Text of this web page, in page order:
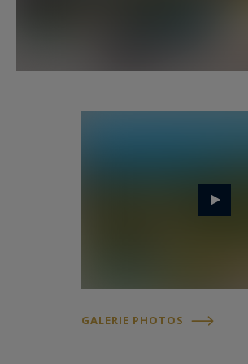
Depuis la cuisine, un couloir
À l’extérieur, en contrebas de la
terrain de pétanque et une salle de
Avec plus de 600m2 de terrasses,
GALERIE PHOTOS